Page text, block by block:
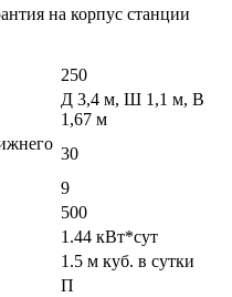
на корпус станции
250
Д 3,4 м, Ш 1,1 м, В
1,67 м
30
9
500
1.44 кВт*сут
1.5 м куб. в сутки
П